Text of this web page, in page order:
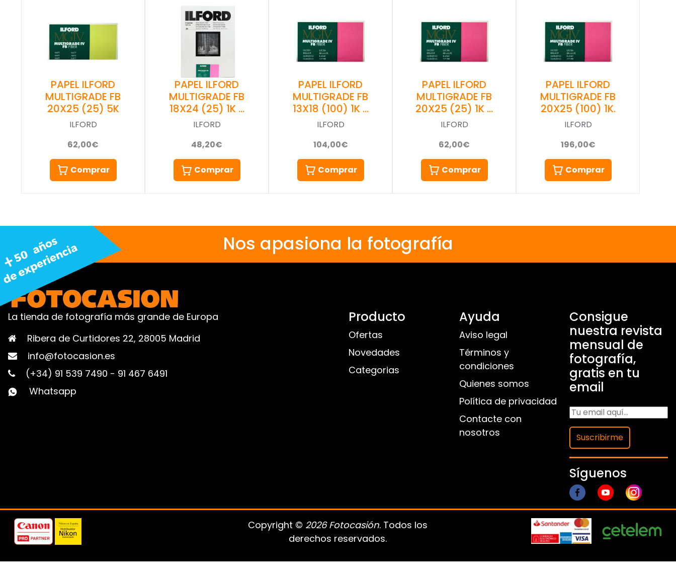
PAPEL ILFORD
MULTIGRADE FB
20X25 (25) 5K
ILFORD
62,00€
Comprar
PAPEL ILFORD
MULTIGRADE FB
18X24 (25) 1K …
ILFORD
48,20€
Comprar
PAPEL ILFORD
MULTIGRADE FB
13X18 (100) 1K …
ILFORD
104,00€
Comprar
PAPEL ILFORD
MULTIGRADE FB
20X25 (25) 1K …
ILFORD
62,00€
Comprar
PAPEL ILFORD
MULTIGRADE FB
20X25 (100) 1K.
ILFORD
196,00€
Comprar
Nos apasiona la fotografía
La tienda de fotografía más grande de Europa
Ribera de Curtidores 22, 28005 Madrid
info@fotocasion.es
(+34) 91 539 7490 - 91 467 6491
Whatsapp
Producto
Ofertas
Novedades
Categorias
Ayuda
Aviso legal
Términos y
condiciones
Quienes somos
Política de privacidad
Contacte con
nosotros
Consigue
nuestra revista
mensual de
fotografía,
gratis en tu
email
Suscribirme
Síguenos
Copyright © 2026 Fotocasión. Todos los
derechos reservados.